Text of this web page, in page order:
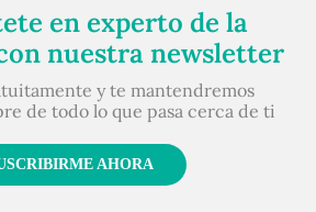
en experto de la
nuestra newsletter
y te mantendremos
de todo lo que pasa cerca de ti
AHORA